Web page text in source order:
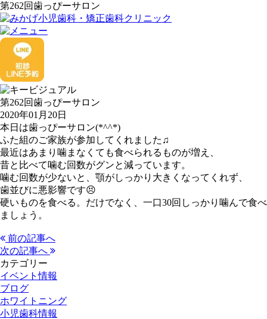
第262回歯っぴーサロン
第262回歯っぴーサロン
2020年01月20日
本日は歯っぴーサロン(*^^*)
ふた組のご家族が参加してくれました♫
最近はあまり噛まなくても食べられるものが増え、
昔と比べて噛む回数がグンと減っています。
噛む回数が少ないと、顎がしっかり大きくなってくれず、
歯並びに悪影響です😣
硬いものを食べる。だけでなく、一口30回しっかり噛んで食べ
ましょう。
前の記事へ
次の記事へ
カテゴリー
イベント情報
ブログ
ホワイトニング
小児歯科情報